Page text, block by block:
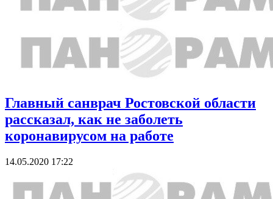
Главный санврач Ростовской области
рассказал, как не заболеть
коронавирусом на работе
14.05.2020 17:22